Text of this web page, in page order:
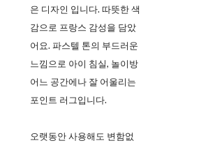
은 디자인 입니다. 따뜻한 색
감으로 프랑스 감성을 담았
어요. 파스텔 톤의 부드러운
느낌으로 아이 침실, 놀이방
어느 공간에나 잘 어울리는
포인트 러그입니다.
오랫동안 사용해도 변함없